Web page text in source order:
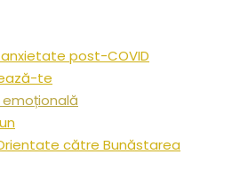
post-COVID
te
către Bunăstarea